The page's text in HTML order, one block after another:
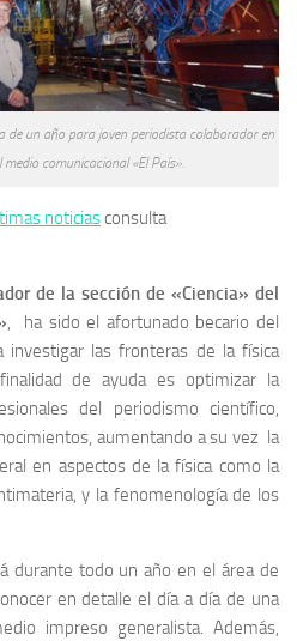
de un año para joven periodista colaborador en
medio comunicacional «El País».
noticiasconsulta
de la sección de «Ciencia» del
, ha sido el afortunado becario del
investigar las fronteras de la física
de ayuda es optimizar la
del periodismo científico,
aumentando a su vez la
en aspectos de la física como la
y la fenomenología de los
durante todo un año en el área de
en detalle el día a día de una
impreso generalista. Además,